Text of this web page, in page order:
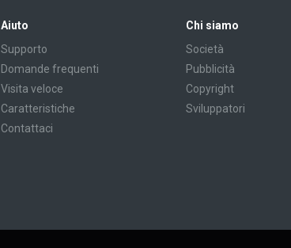
Aiuto
Supporto
Domande frequenti
Visita veloce
Caratteristiche
Contattaci
Chi siamo
Società
Pubblicità
Copyright
Sviluppatori